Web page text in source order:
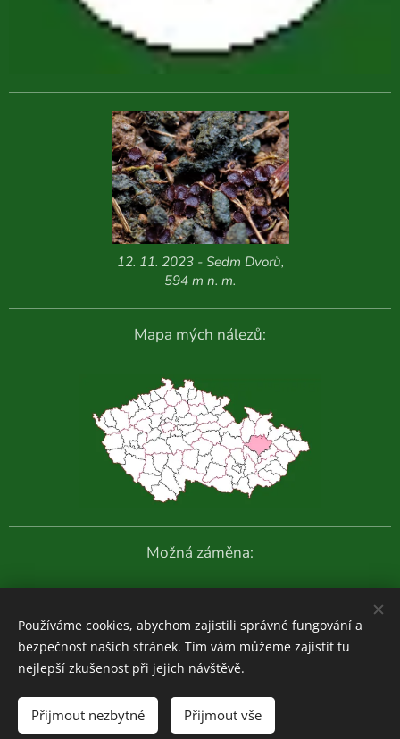
12. 11. 2023 - Sedm Dvorů,
594 m n. m.
Mapa mých nálezů:
Možná záměna:
Další fotografie:
Houboviny © 2020-2026
Zajímavosti z vlastních průzkumů:
ZDE
Používáme cookies, abychom zajistili správné fungování a
bezpečnost našich stránek. Tím vám můžeme zajistit tu
nejlepší zkušenost při jejich návštěvě.
Přijmout nezbytné Přijmout vše